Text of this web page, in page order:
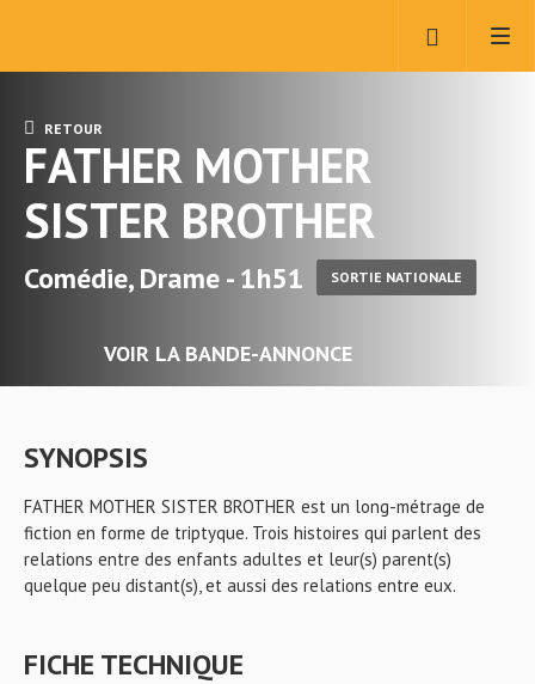
RETOUR
FATHER MOTHER
SISTER BROTHER
Comédie, Drame - 1h51 SORTIE NATIONALE
VOIR LA BANDE-ANNONCE
SYNOPSIS
FATHER MOTHER SISTER BROTHER est un long-métrage de
fiction en forme de triptyque. Trois histoires qui parlent des
relations entre des enfants adultes et leur(s) parent(s)
quelque peu distant(s), et aussi des relations entre eux.
FICHE TECHNIQUE